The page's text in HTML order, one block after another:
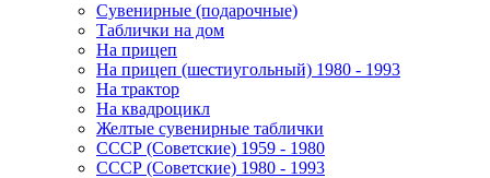
Сувенирные (подарочные)
Таблички на дом
На прицеп
На прицеп (шестиугольный) 1980 - 1993
На трактор
На квадроцикл
Желтые сувенирные таблички
СССР (Советские) 1959 - 1980
СССР (Советские) 1980 - 1993